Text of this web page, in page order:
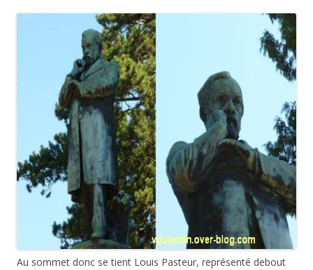
Au sommet donc se tient Louis Pasteur, représenté debout